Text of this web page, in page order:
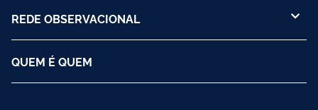
REDE OBSERVACIONAL
QUEM É QUEM